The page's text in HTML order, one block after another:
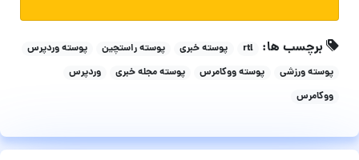
برچسب ها: rtl پوسته خبری پوسته راستچین
پوسته وردپرس
پوسته ورزشی
پوسته ووکامرس پوسته مجله خبری
وردپرس
ووکامرس